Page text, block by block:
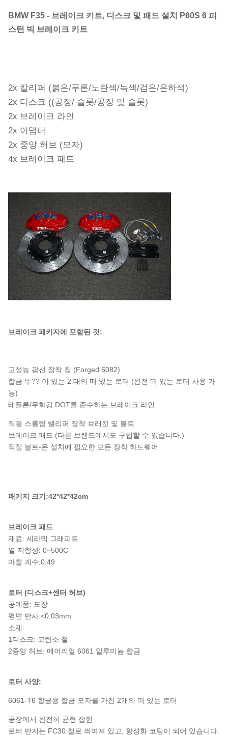
BMW F35 - 브레이크 키트, 디스크 및 패드 설치 P60S 6 피
스턴 빅 브레이크 키트
2x 칼리퍼 (붉은/푸른/노란색/녹색/검은/은하색)
2x 디스크 ((공장/ 슬롯/공장 및 슬롯)
2x 브레이크 라인
2x 어댑터
2x 중앙 허브 (모자)
4x 브레이크 패드
브레이크 패키지에 포함된 것:
고성능 광선 장착 칩 (Forged 6082)
합금 뚜?? 이 있는 2 대의 떠 있는 로터 (완전 떠 있는 로터 사용 가
능)
테플론/무화강 DOT를 준수하는 브레이크 라인
직결 스롤팅 밸리퍼 장착 브래킷 및 볼트
브레이크 패드 (다른 브랜드에서도 구입할 수 있습니다.)
직접 볼트-온 설치에 필요한 모든 장착 하드웨어
패키지 크기:42*42*42cm
브레이크 패드
재료: 세라믹 그래피트
열 저항성: 0~500C
마찰 계수:0.49
로터 (디스크+센터 허브)
공예품: 도장
평면 반사:<0.03mm
소재:
1디스크: 고탄소 철
2중앙 허브: 에어리얼 6061 알루미늄 합금
로터 사양:
6061-T6 항공용 합금 모자를 가진 2개의 떠 있는 로터
공장에서 완전히 균형 잡힌
로터 반지는 FC30 철로 씌여져 있고, 항성화 코팅이 되어 있습니다.